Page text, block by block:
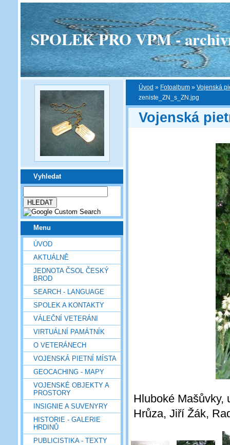
SPOLEK PRO VPM -
Vyhledat
Menu
ÚVOD
AKTUÁLNĚ
JEDNOTA ČSOL ČESKÝ
BROD
SEARCH - LANGUAGE
SPOLEK A KONTAKTY
VÁLEČNÍ VETERÁNI
VIRTUÁLNÍ PAMÁTNÍK
O VETERÁNECH
VOJENSKÁ PIETNÍ MÍSTA
GEOCACHING - MAPY
VOJENSKÉ OBJEKTY A
PROSTORY
INSIGNIE A SUVENYRY
HISTORIE - GALERIE
HRDINŮ
PUBLICISTIKA - TEXTY
Úvod » Fotoalbum » Vojenská
zeniste_ZN_s_ZN.jpg
Vojenská
Hluboké Mašůvky,
Hrůza, Jiří Žák,